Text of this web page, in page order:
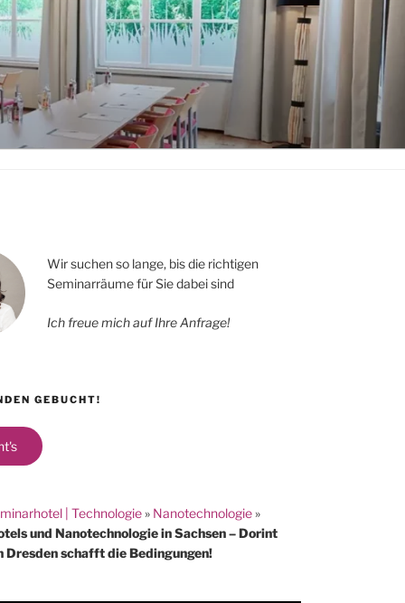
Wir suchen so lange, bis die richtigen
Seminarräume für Sie dabei sind
Ich freue mich auf Ihre Anfrage!
GEBUCHT!
| Technologie» Nanotechnologie»
und Nanotechnologie in Sachsen – Dorint
Dresden schafft die Bedingungen!